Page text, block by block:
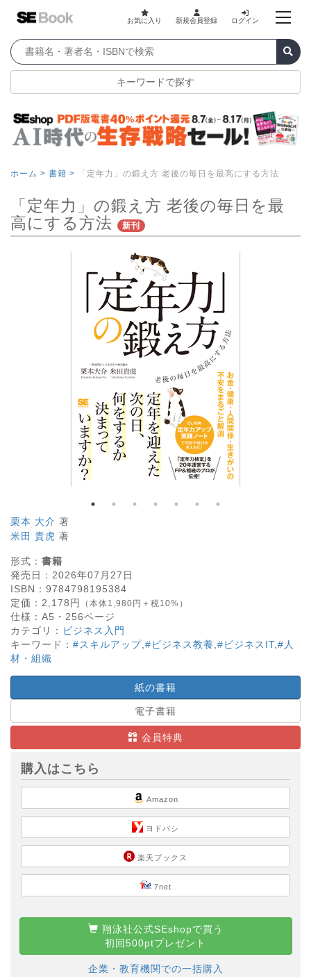
お気に入り 新規会員登録 ログイン
キーワードで探す
ホーム > 書籍 > 「定年力」の鍛え方 老後の毎日を最高にする方法
「定年力」の鍛え方 老後の毎日を最
高にする方法
新刊
栗本 大介 著
米田 貴虎 著
形式： 書籍
発売日： 2026年07月27日
ISBN： 9784798195384
定価： 2,178 円 （本体1,980円＋税10%）
仕様： A5・ 256ページ
カテゴリ： ビジネス入門
キーワード： #スキルアップ #ビジネス教養 #ビジネスIT, #人
材・組織
紙の書籍
電子書籍
会員特典
購入はこちら
Amazon
ヨドバシ
楽天ブックス
7net
翔泳社公式SEshopで買う
初回500ptプレゼント
企業・教育機関での一括購入